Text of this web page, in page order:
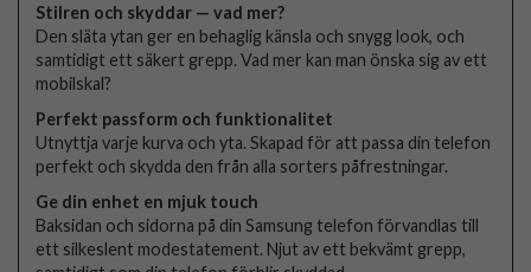
Stilren och skyddar — vad mer?
Den släta ytan ger en behaglig känsla och snygg look, och
samtidigt ett säkert grepp. Vad mer kan man önska sig av ett
mobilskal?
Perfekt passform och funktionalitet
Utnyttja varje kurva och yta. Skapad för att passa din telefon
perfekt och skydda den från alla sorters påfrestningar.
Ge din enhet en mjuk touch
Baksidan och sidorna på din Samsung telefon förvandlas till
ett silkeslent modestatement. Njut av ett bekvämt grepp,